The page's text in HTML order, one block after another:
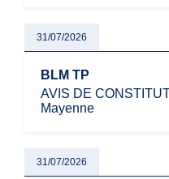
31/07/2026
BLM TP
AVIS DE
Mayenne
31/07/2026